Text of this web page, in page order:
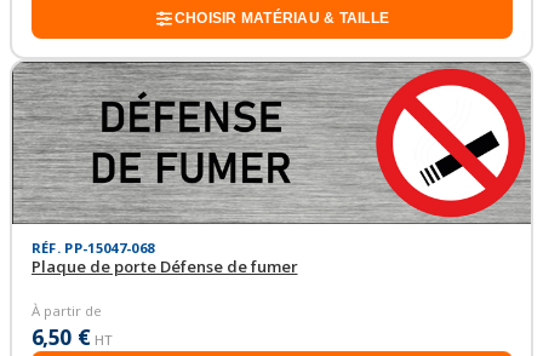
CHOISIR MATÉRIAU & TAILLE
RÉF. PP-15047-068
Plaque de porte Défense de fumer
À partir de
6,50 € HT